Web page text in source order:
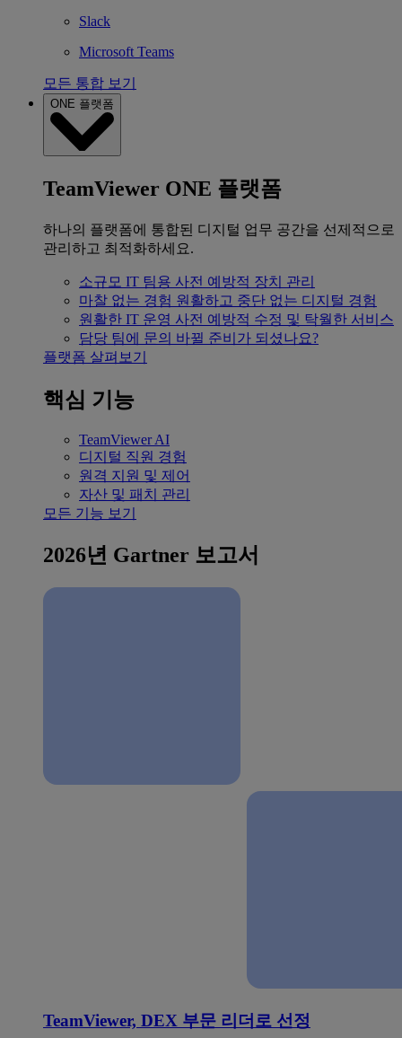
Slack
Microsoft Teams
모든 통합 보기
ONE 플랫폼
TeamViewer ONE 플랫폼
하나의 플랫폼에 통합된 디지털 업무 공간을 선제적으로
관리하고 최적화하세요.
소규모 IT 팀용 사전 예방적 장치 관리
마찰 없는 경험 원활하고 중단 없는 디지털 경험
원활한 IT 운영 사전 예방적 수정 및 탁월한 서비스
담당 팀에 문의 바뀔 준비가 되셨나요?
플랫폼 살펴보기
핵심 기능
TeamViewer AI
디지털 직원 경험
원격 지원 및 제어
자산 및 패치 관리
모든 기능 보기
2026년 Gartner 보고서
TeamViewer, DEX 부문 리더로 선정